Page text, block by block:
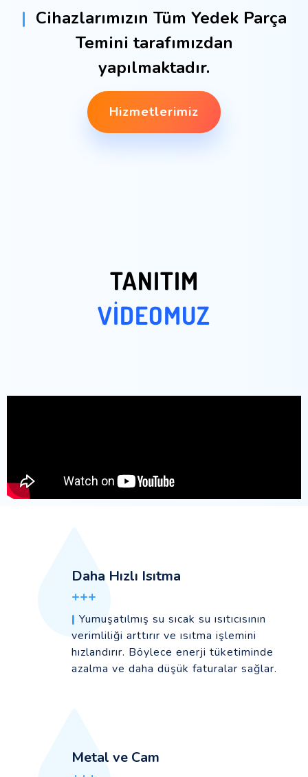
| Cihazlarımızın Tüm Yedek Parça
Temini tarafımızdan
yapılmaktadır.
Hizmetlerimiz
TANITIM
VİDEOMUZ
Daha Hızlı Isıtma
+++
| Yumuşatılmış su sıcak su ısıtıcısının
verimliliği arttırır ve ısıtma işlemini
hızlandırır. Böylece enerji tüketiminde
azalma ve daha düşük faturalar sağlar.
Metal ve Cam